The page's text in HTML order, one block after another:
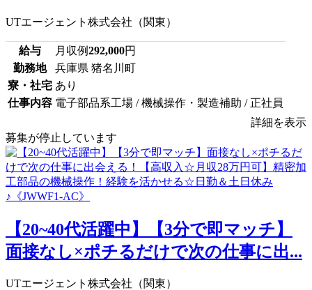
UTエージェント株式会社（関東）
給与 月収例292,000円
勤務地
兵庫県 猪名川町
寮・社宅 あり
仕事内容 電子部品系工場 / 機械操作・製造補助 / 正社員
詳細を表示
募集が停止しています
【20~40代活躍中】【3分で即マッチ】
面接なし×ポチるだけで次の仕事に出...
UTエージェント株式会社（関東）